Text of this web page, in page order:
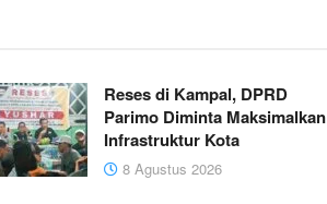
Reses di Kampal, DPRD
Parimo Diminta Maksimalkan
Infrastruktur Kota
8 Agustus 2026